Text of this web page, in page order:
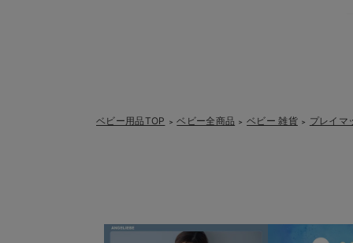
ベビー用品TOP ＞ ベビー全商品 ＞ ベビー 雑貨 ＞ プレイマ